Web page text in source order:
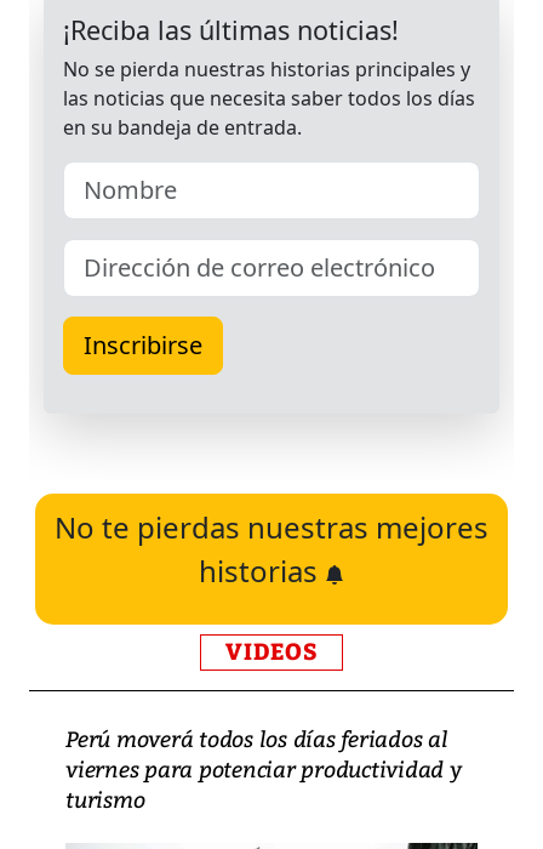
No te pierdas nuestras mejores
historias
VIDEOS
Perú moverá todos los días feriados al
viernes para potenciar productividad y
turismo